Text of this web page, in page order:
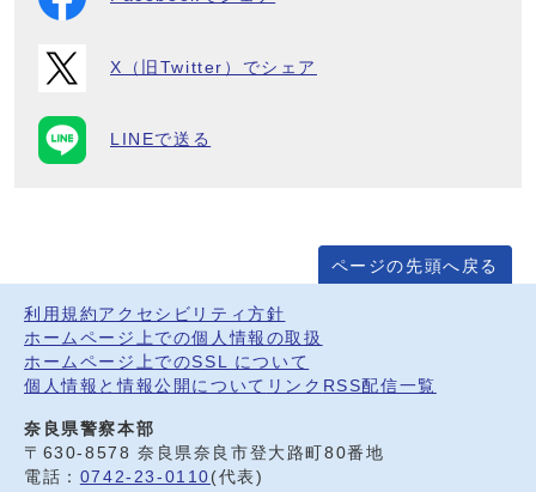
X（旧Twitter）でシェア
LINEで送る
ページの先頭へ戻る
利用規約 アクセシビリティ方針
ホームページ上での個人情報の取扱
ホームページ上でのSSL について
個人情報と情報公開について リンク RSS配信一覧
奈良県警察本部
〒630-8578 奈良県奈良市登大路町80番地
電話： 0742-23-0110 (代表)